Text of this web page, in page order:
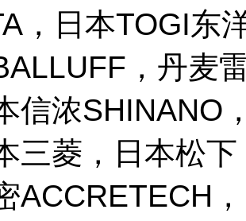
，日本TOGI东
，丹麦
信浓SHINANO
三菱，日本松
ACCRETECH